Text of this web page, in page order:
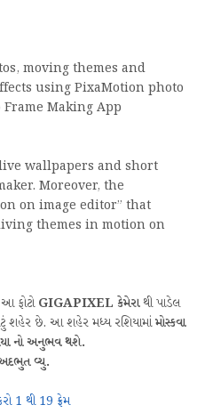
moving themes and
using PixaMotion photo
Making App
wallpapers and short
Moreover, the
on image editor” that
themes in motion on
આ ફોટો GIGAPIXEL કેમેરાથી પાડેલ
શહેર છે. આ શહેર મધ્ય રશિયામાંમોસ્કવા
જોયા નો અનુભવ થશે.
અદભુત વ્યુ.
1 થી 19 ફ્રેમ